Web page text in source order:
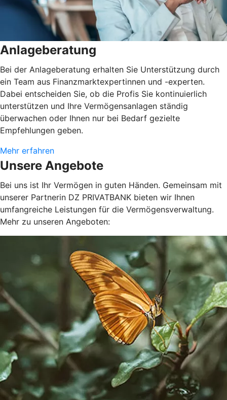
Anlageberatung
Bei der Anlageberatung erhalten Sie Unterstützung durch
ein Team aus Finanzmarktexpertinnen und -experten.
Dabei entscheiden Sie, ob die Profis Sie kontinuierlich
unterstützen und Ihre Vermögensanlagen ständig
überwachen oder Ihnen nur bei Bedarf gezielte
Empfehlungen geben.
Mehr erfahren
Unsere Angebote
Bei uns ist Ihr Vermögen in guten Händen. Gemeinsam mit
unserer Partnerin DZ PRIVATBANK bieten wir Ihnen
umfangreiche Leistungen für die Vermögensverwaltung.
Mehr zu unseren Angeboten: